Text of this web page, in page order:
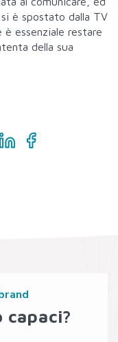
è spostato dalla TV
essenziale restare
della sua
capaci?